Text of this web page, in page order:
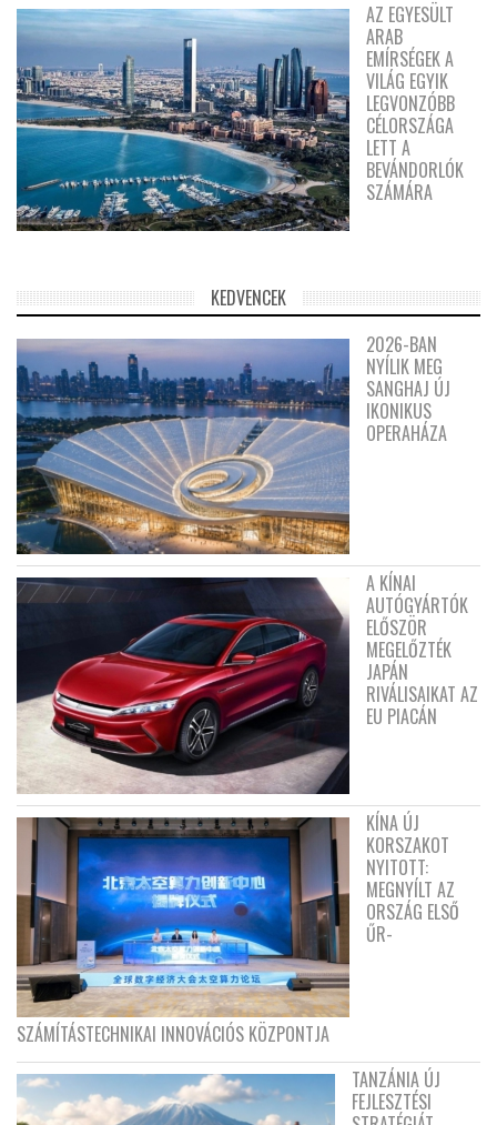
AZ EGYESÜLT
ARAB
EMÍRSÉGEK A
VILÁG EGYIK
LEGVONZÓBB
CÉLORSZÁGA
LETT A
BEVÁNDORLÓK
SZÁMÁRA
KEDVENCEK
2026-BAN
NYÍLIK MEG
SANGHAJ ÚJ
IKONIKUS
OPERAHÁZA
A KÍNAI
AUTÓGYÁRTÓK
ELŐSZÖR
MEGELŐZTÉK
JAPÁN
RIVÁLISAIKAT AZ
EU PIACÁN
KÍNA ÚJ
KORSZAKOT
NYITOTT:
MEGNYÍLT AZ
ORSZÁG ELSŐ
ŰR-
SZÁMÍTÁSTECHNIKAI INNOVÁCIÓS KÖZPONTJA
TANZÁNIA ÚJ
FEJLESZTÉSI